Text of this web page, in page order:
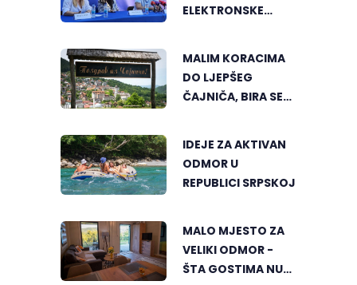
ELEKTRONSKE
MALIM KORACIMA
DO LJEPŠEG
ČAJNIČA, BIRA SE
IDEJE ZA AKTIVAN
ODMOR U
REPUBLICI SRPSKOJ
MALO MJESTO ZA
VELIKI ODMOR -
ŠTA GOSTIMA NUDI